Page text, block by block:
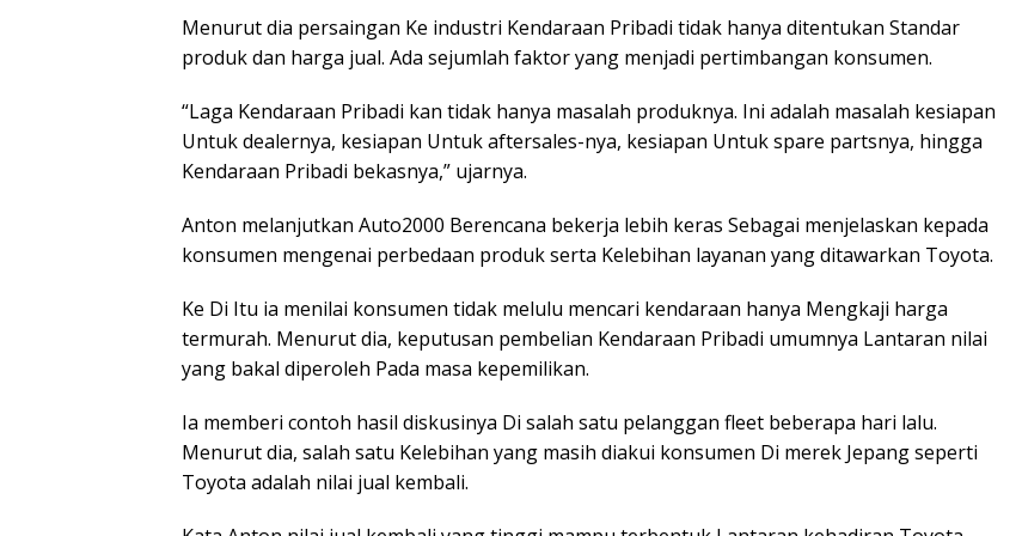
Menurut dia persaingan Ke industri Kendaraan Pribadi tidak hanya ditentukan Standar
produk dan harga jual. Ada sejumlah faktor yang menjadi pertimbangan konsumen.
“Laga Kendaraan Pribadi kan tidak hanya masalah produknya. Ini adalah masalah kesiapan
Untuk dealernya, kesiapan Untuk aftersales-nya, kesiapan Untuk spare partsnya, hingga
Kendaraan Pribadi bekasnya,” ujarnya.
Anton melanjutkan Auto2000 Berencana bekerja lebih keras Sebagai menjelaskan kepada
konsumen mengenai perbedaan produk serta Kelebihan layanan yang ditawarkan Toyota.
Ke Di Itu ia menilai konsumen tidak melulu mencari kendaraan hanya Mengkaji harga
termurah. Menurut dia, keputusan pembelian Kendaraan Pribadi umumnya Lantaran nilai
yang bakal diperoleh Pada masa kepemilikan.
Ia memberi contoh hasil diskusinya Di salah satu pelanggan fleet beberapa hari lalu.
Menurut dia, salah satu Kelebihan yang masih diakui konsumen Di merek Jepang seperti
Toyota adalah nilai jual kembali.